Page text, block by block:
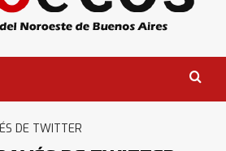
DE TWITTER